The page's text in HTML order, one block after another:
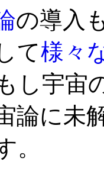
の導入
て様々
し宇宙
論に未
。